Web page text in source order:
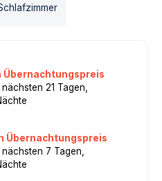
Übernachtungspreis
21 Tagen,
Übernachtungspreis
7 Tagen,